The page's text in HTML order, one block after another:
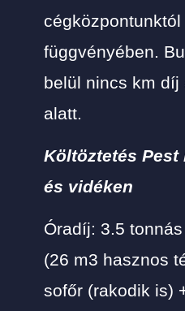
függvényében.
belül nincs km díj
alatt.
Költöztetés Pest
és vidéken
Óradíj: 3.5
(26 m3 hasznos
sofőr (rakodik is)